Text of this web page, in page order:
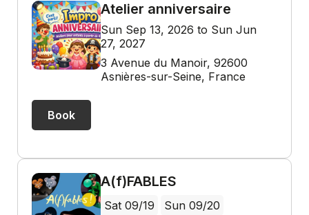
Atelier anniversaire
Sun Sep 13, 2026 to Sun Jun
27, 2027
3 Avenue du Manoir, 92600
Asnières-sur-Seine, France
Book
A(f)FABLES
Sat 09/19
Sun 09/20